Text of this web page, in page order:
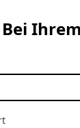
Bei